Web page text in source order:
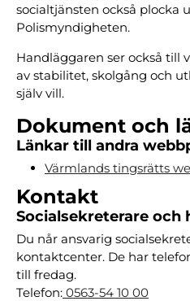
socialtjänsten också plocka
Polismyndigheten.
Handläggaren ser också till
av stabilitet, skolgång och
själv vill.
Dokument och
Länkar till andra
Värmlands tingsrätts
Kontakt
Socialsekreterare och
Du når ansvarig
kontaktcenter. De har
till fredag.
Telefon: 0563-54 10 00